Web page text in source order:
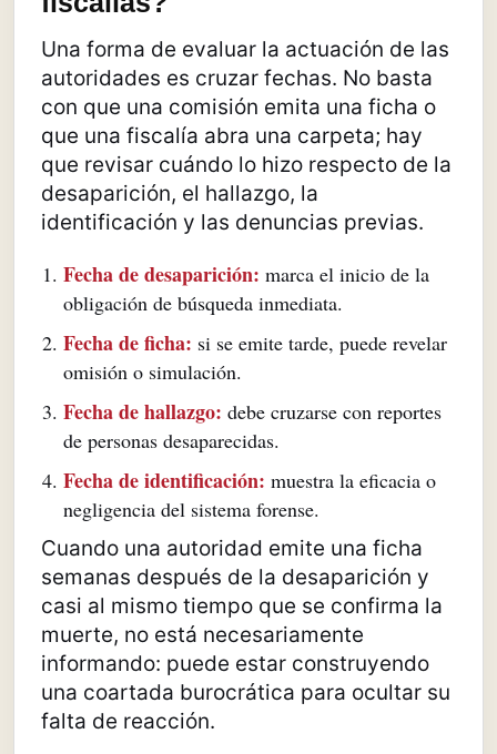
Una forma de evaluar la actuación de las
autoridades es cruzar fechas. No basta
con que una comisión emita una ficha o
que una fiscalía abra una carpeta; hay
que revisar cuándo lo hizo respecto de la
desaparición, el hallazgo, la
identificación y las denuncias previas.
Fecha de desaparición: marca el inicio de la
obligación de búsqueda inmediata.
Fecha de ficha: si se emite tarde, puede revelar
omisión o simulación.
Fecha de hallazgo: debe cruzarse con reportes
de personas desaparecidas.
Fecha de identificación: muestra la eficacia o
negligencia del sistema forense.
Cuando una autoridad emite una ficha
semanas después de la desaparición y
casi al mismo tiempo que se confirma la
muerte, no está necesariamente
informando: puede estar construyendo
una coartada burocrática para ocultar su
falta de reacción.